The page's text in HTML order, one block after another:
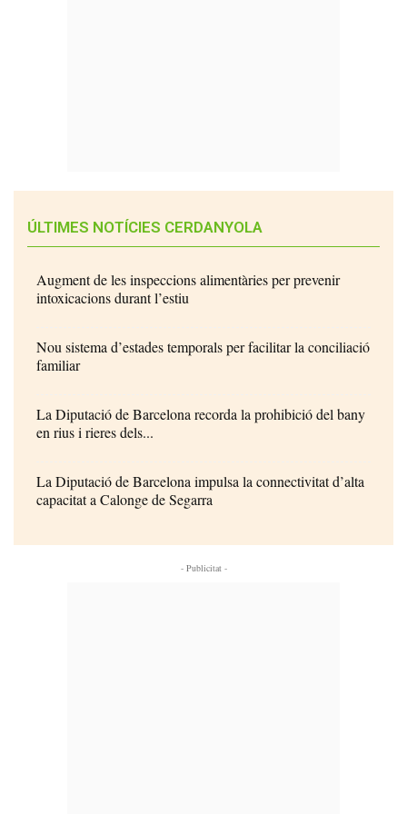
ÚLTIMES NOTÍCIES CERDANYOLA
Augment de les inspeccions alimentàries per prevenir
intoxicacions durant l’estiu
Nou sistema d’estades temporals per facilitar la conciliació
familiar
La Diputació de Barcelona recorda la prohibició del bany
en rius i rieres dels...
La Diputació de Barcelona impulsa la connectivitat d’alta
capacitat a Calonge de Segarra
- Publicitat -